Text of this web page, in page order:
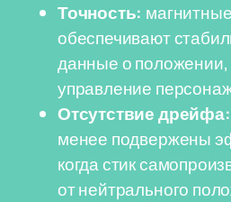
Точность:
обеспечивают
данные о положении,
управление
Отсутствие дрейфа:
менее подвержены
когда стик
от нейтрального